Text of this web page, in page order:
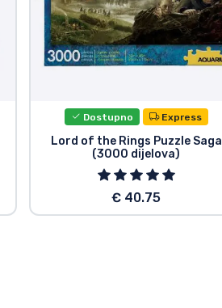
Dostupno Express
Lord of the Rings Puzzle Saga
(3000 dijelova)
€ 40.75